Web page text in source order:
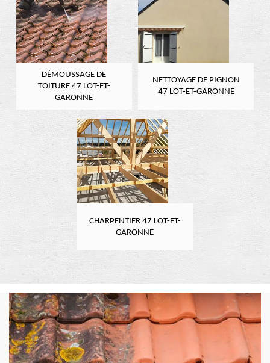
DÉMOUSSAGE DE
TOITURE 47 LOT-ET-
GARONNE
NETTOYAGE DE PIGNON
47 LOT-ET-GARONNE
CHARPENTIER 47 LOT-ET-
GARONNE